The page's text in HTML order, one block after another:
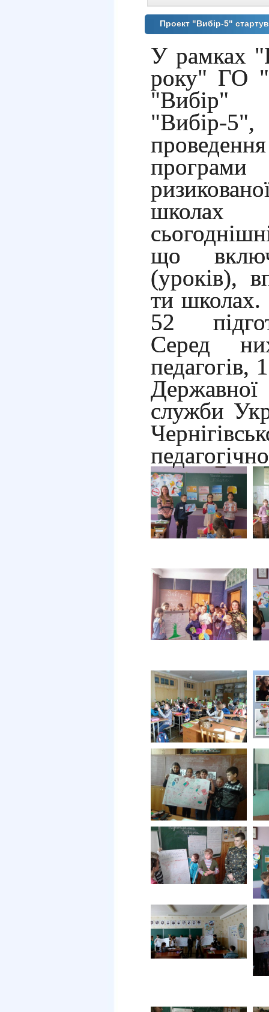
Проект "Вибір-5"
У рамках
року" ГО
"Вибір"
"Вибір-
школах
що
(уроків),
ти школах.
52
Серед
педагогів,
служби